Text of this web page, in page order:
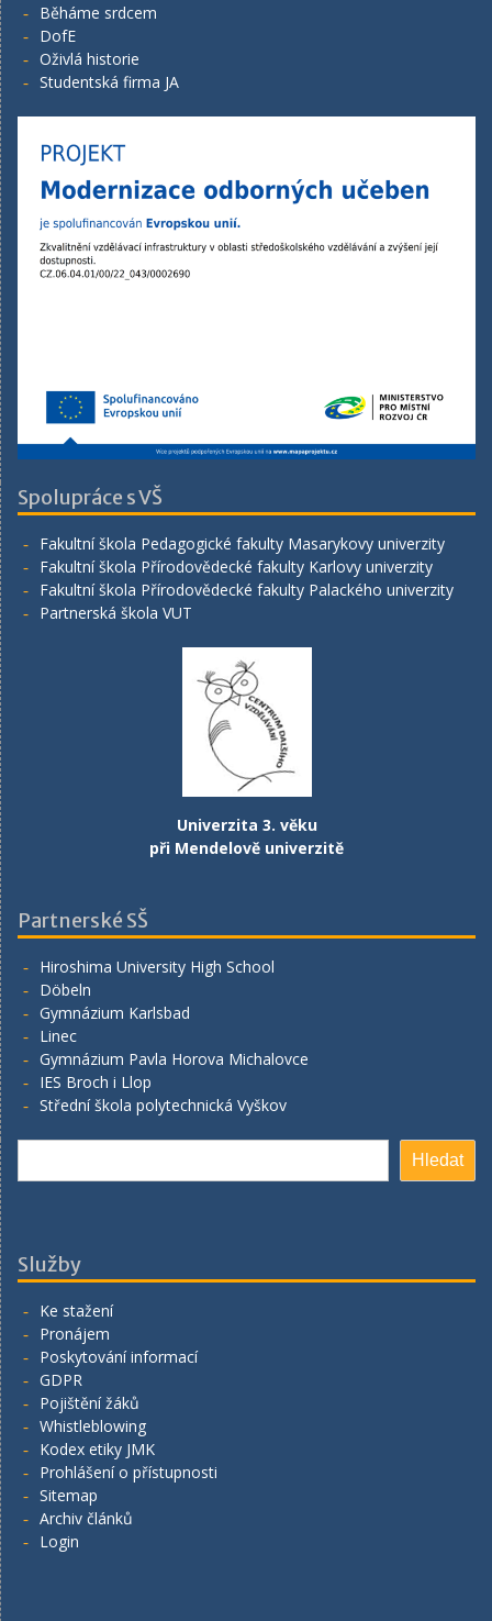
Běháme srdcem
DofE
Oživlá historie
Studentská firma JA
Spolupráce s VŠ
Fakultní škola Pedagogické fakulty Masarykovy univerzity
Fakultní škola Přírodovědecké fakulty Karlovy univerzity
Fakultní škola Přírodovědecké fakulty Palackého univerzity
Partnerská škola VUT
Univerzita 3. věku
při Mendelově univerzitě
Partnerské SŠ
Hiroshima University High School
Döbeln
Gymnázium Karlsbad
Linec
Gymnázium Pavla Horova Michalovce
IES Broch i Llop
Střední škola polytechnická Vyškov
Hledat
Služby
Ke stažení
Pronájem
Poskytování informací
GDPR
Pojištění žáků
Whistleblowing
Kodex etiky JMK
Prohlášení o přístupnosti
Sitemap
Archiv článků
Login